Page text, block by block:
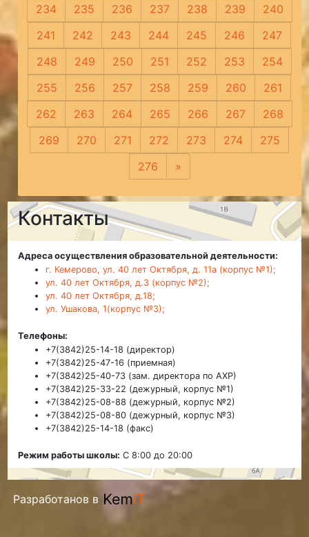
234
235 236 237 238 239
240
241
242 243 244 245 246
247
248
249 250 251 252 253
254
255
256 257 258 259 260
261
262
263 264 265 266 267
268
269
270 271 272 273 274
275
276
»
Контакты
Адреса осуществления образовательной деятельности:
г. Кемерово, ул. 40 лет Октября, д. 11а (корпус №1);
ул. 40 лет Октября, д.3 (корпус №2);
ул. 40 лет Октября, д.18;
ул. Ушакова, 1(корпус №3);
Телефоны:
+7(3842)25-14-18 (директор)
+7(3842)25-47-16 (приемная)
+7(3842)25-40-73 (зам. директора по АХР)
+7(3842)25-33-22 (дежурный, корпус №1)
+7(3842)25-08-88 (дежурный, корпус №2)
+7(3842)25-08-80 (дежурный, корпус №3)
+7(3842)25-14-18 (факс)
Режим работы школы: С 8:00 до 20:00
Разработанов в